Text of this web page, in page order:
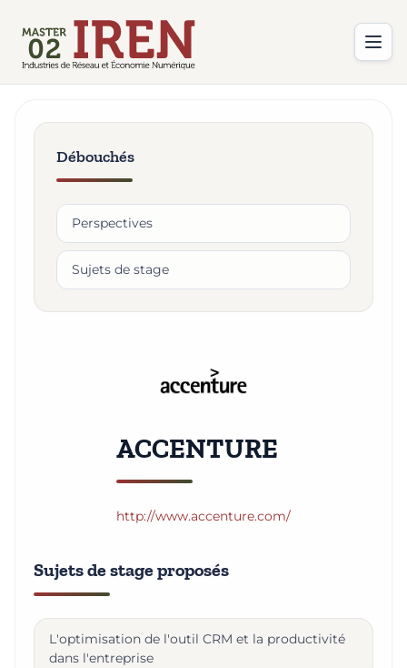
Débouchés
Perspectives
Sujets de stage
ACCENTURE
http://www.accenture.com/
Sujets de stage proposés
L'optimisation de l'outil CRM et la productivité
dans l'entreprise